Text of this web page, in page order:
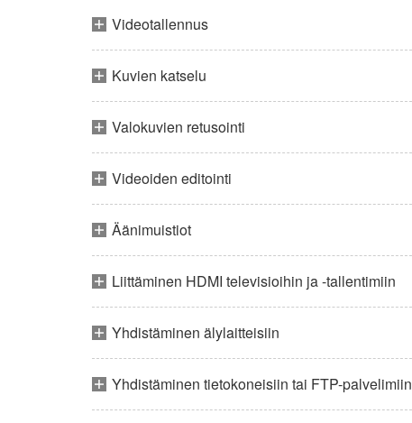
Videotallennus
Kuvien katselu
Valokuvien retusointi
Videoiden editointi
Äänimuistiot
Liittäminen HDMI televisioihin ja -tallentimiin
Yhdistäminen älylaitteisiin
Yhdistäminen tietokoneisiin tai FTP-palvelimiin